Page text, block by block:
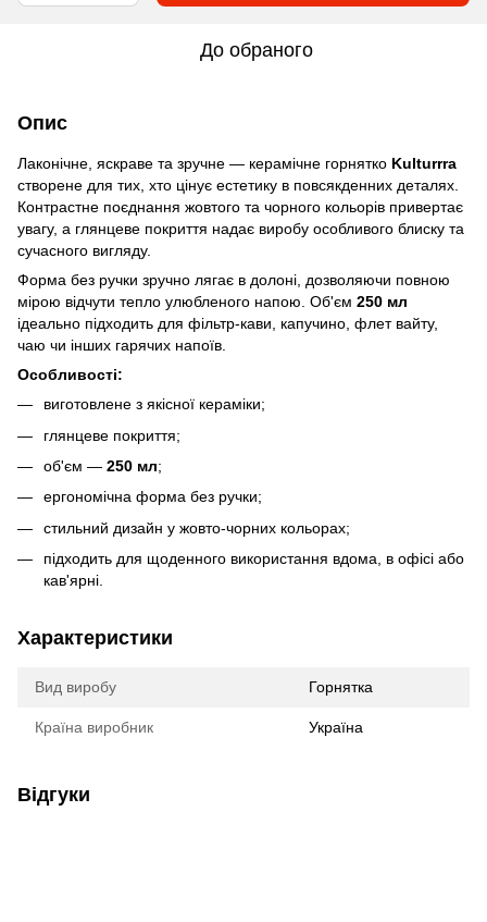
До обраного
Опис
Лаконічне, яскраве та зручне — керамічне горнятко Kulturrra
створене для тих, хто цінує естетику в повсякденних деталях.
Контрастне поєднання жовтого та чорного кольорів привертає
увагу, а глянцеве покриття надає виробу особливого блиску та
сучасного вигляду.
Форма без ручки зручно лягає в долоні, дозволяючи повною
мірою відчути тепло улюбленого напою. Об'єм 250 мл
ідеально підходить для фільтр-кави, капучино, флет вайту,
чаю чи інших гарячих напоїв.
Особливості:
виготовлене з якісної кераміки;
глянцеве покриття;
об'єм — 250 мл;
ергономічна форма без ручки;
стильний дизайн у жовто-чорних кольорах;
підходить для щоденного використання вдома, в офісі або
кав'ярні.
Характеристики
Вид виробу Горнятка
Країна виробник Україна
Відгуки